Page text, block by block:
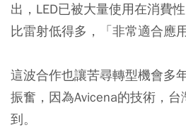
出，LED已被大量使用在消費
比雷射低得多，「非常適合應
這波合作也讓苦尋轉型機會多
振奮，因為Avicena的技術，
到。